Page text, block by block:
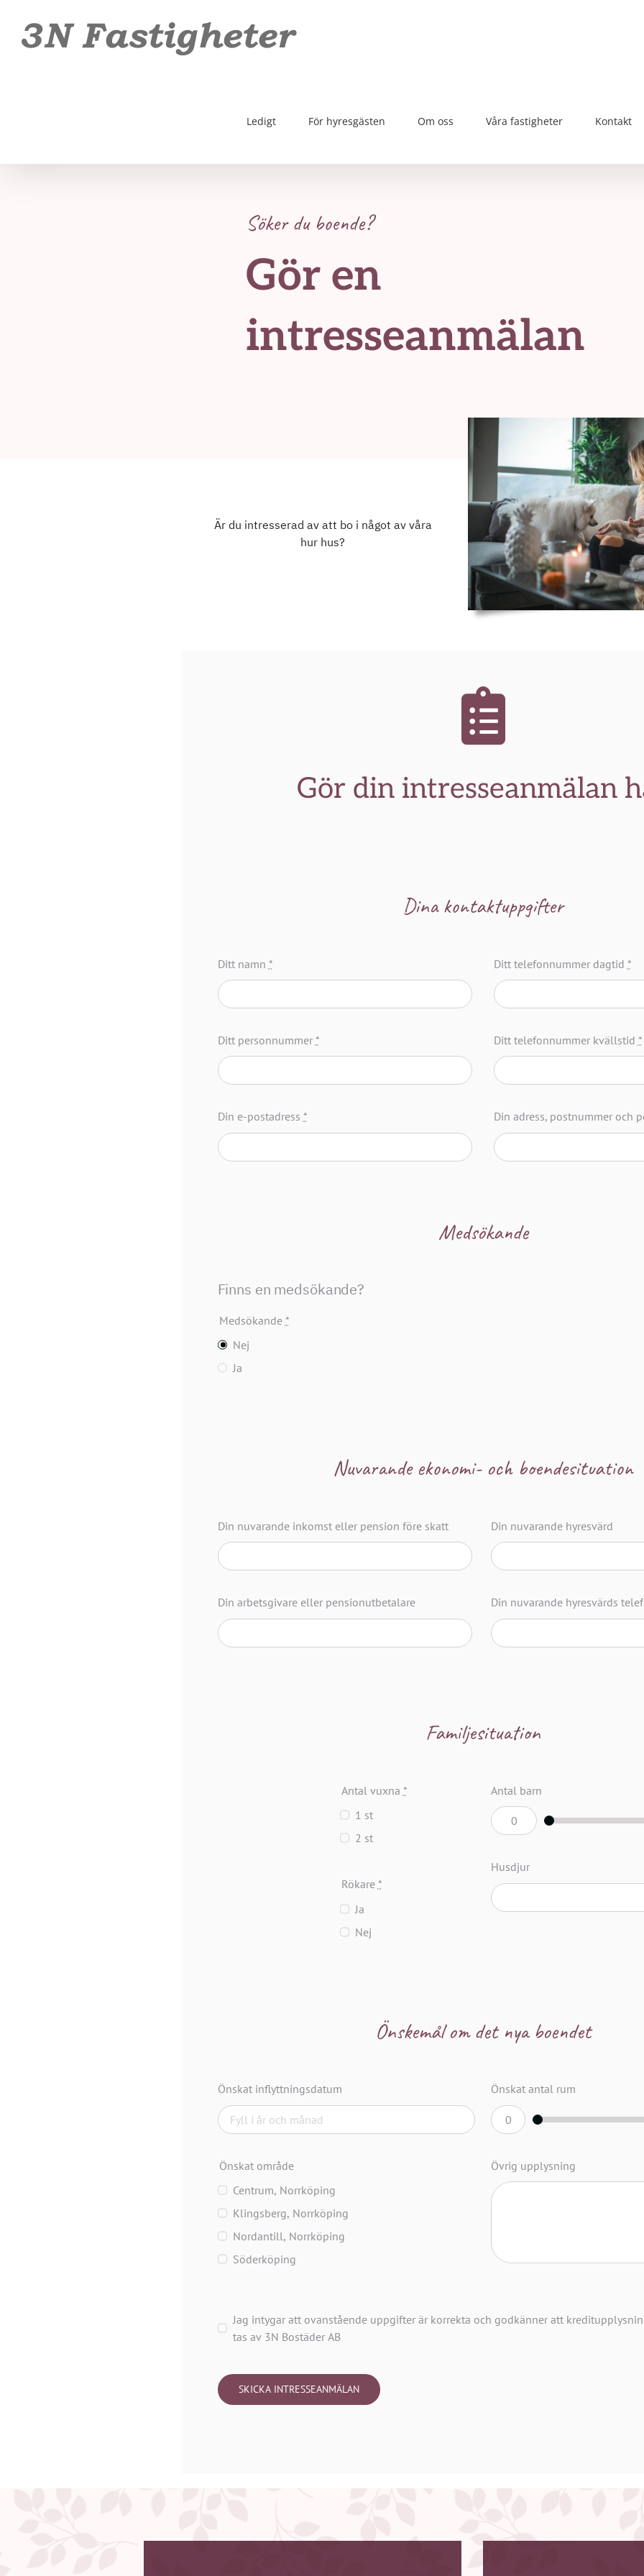
innehållet
Ledigt För hyresgästen Om oss Våra fastigheter Kontakt
Söker du boende?
Gör en
intresseanmälan
Är du intresserad av att bo i något av våra
hur hus?
Gör din intresseanmälan
Dina kontaktuppgifter
Ditt namn *
Ditt personnummer *
Din e-postadress *
Ditt telefonnummer dagtid *
Ditt telefonnummer kvällstid *
Din adress, postnummer och
Medsökande
Finns en medsökande?
Medsökande *
Nej
Ja
Nuvarande ekonomi- och boendesituation
Din nuvarande inkomst eller pension före skatt
Din arbetsgivare eller pensionutbetalare
Din nuvarande hyresvärd
Din nuvarande hyresvärds
Familjesituation
Antal vuxna *
1 st
2 st
Rökare *
Ja
Nej
Antal barn
Husdjur
Önskemål om det nya boendet
Önskat inflyttningsdatum
Önskat område
Centrum, Norrköping
Klingsberg, Norrköping
Nordantill, Norrköping
Söderköping
Önskat antal rum
Övrig upplysning
Jag intygar att ovanstående uppgifter är korrekta och godkänner att
tas av 3N Bostäder AB
SKICKA INTRESSEANMÄLAN